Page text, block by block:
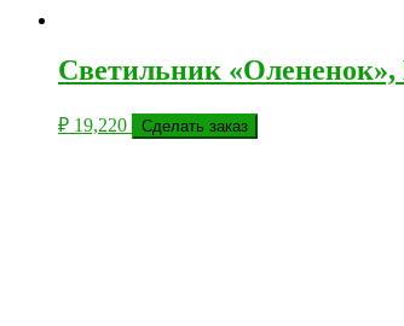
Светильник
₽ 19,220 Сделать заказ